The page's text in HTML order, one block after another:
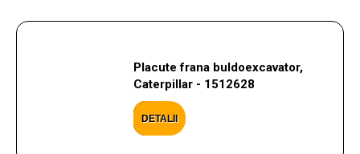
Placute frana buldoexcavator,
Caterpillar - 1512628
DETALII